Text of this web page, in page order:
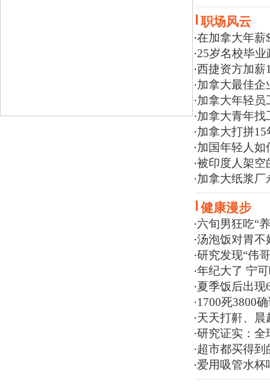
职场风云
·在加拿大年薪
·25岁名校毕
·西捷资方加薪
·加拿大最佳企
·加拿大年轻员
·加拿大青年找
·加拿大打拼
·加国年轻人如
·被印度人架空
·加拿大纸浆厂
健康漫步
·六旬男狂吃“
·汤泡饭对胃不
·研究发现“伟
·年纪大了 宁
·夏季饭后出现
·1700死3800
·天天打鼾、晨
·研究证实：全
·超市都买得到
·爱用吸管水杯